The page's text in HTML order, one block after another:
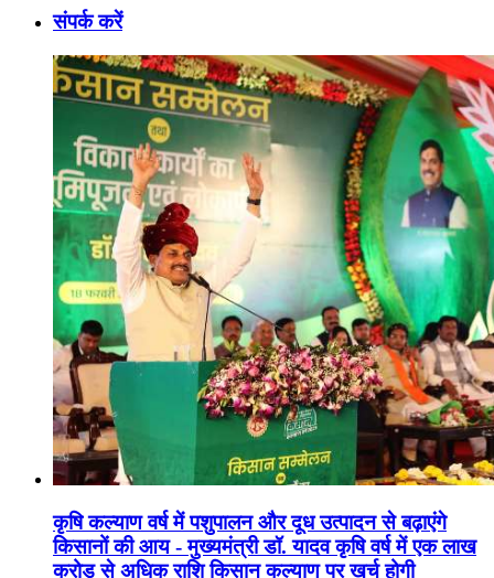
संपर्क करें
कृषि कल्याण वर्ष में पशुपालन और दूध उत्पादन से बढ़ाएंगे
किसानों की आय - मुख्यमंत्री डॉ. यादव कृषि वर्ष में एक लाख
करोड़ से अधिक राशि किसान कल्याण पर खर्च होगी